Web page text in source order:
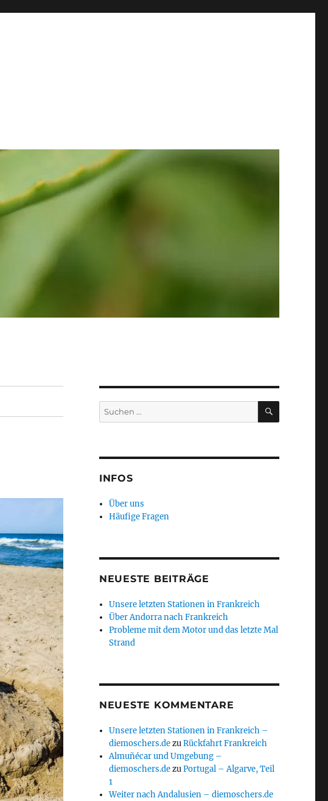
Suchen
nach:
SUCHEN
INFOS
Über uns
Häufige Fragen
NEUESTE BEITRÄGE
Unsere letzten Stationen in Frankreich
Über Andorra nach Frankreich
Probleme mit dem Motor und das letzte Mal
Strand
NEUESTE KOMMENTARE
Unsere letzten Stationen in Frankreich –
diemoschers.dezuRückfahrt Frankreich
Almuñécar und Umgebung –
diemoschers.dezuPortugal – Algarve, Teil
1
Weiter nach Andalusien – diemoschers.de